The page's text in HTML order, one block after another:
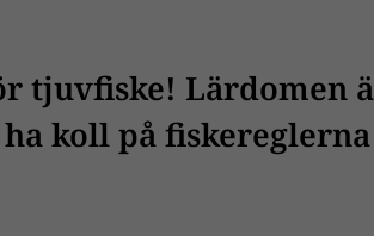
tjuvfiske! Lärdomen
koll på